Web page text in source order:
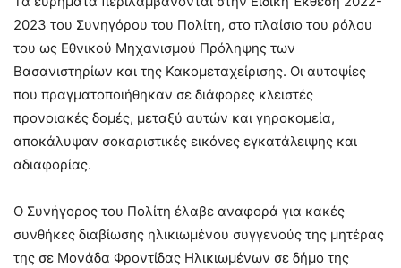
2023 του Συνηγόρου του Πολίτη, στο πλαίσιο του ρόλου
του ως Εθνικού Μηχανισμού Πρόληψης των
Βασανιστηρίων και της Κακομεταχείρισης. Οι αυτοψίες
που πραγματοποιήθηκαν σε διάφορες κλειστές
προνοιακές δομές, μεταξύ αυτών και γηροκομεία,
αποκάλυψαν σοκαριστικές εικόνες εγκατάλειψης και
αδιαφορίας.
Ο Συνήγορος του Πολίτη έλαβε αναφορά για κακές
συνθήκες διαβίωσης ηλικιωμένου συγγενούς της μητέρας
της σε Μονάδα Φροντίδας Ηλικιωμένων σε δήμο της